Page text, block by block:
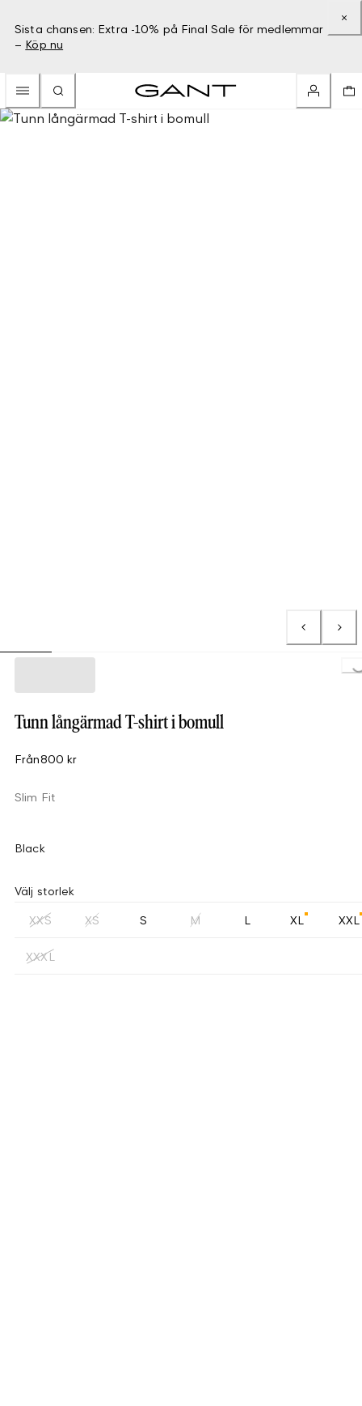
Sista chansen: Extra -10% på Final Sale för medlemmar
– Köp nu
Tunn långärmad T-shirt i bomull
Från800 kr
Slim Fit
Black
Välj storlek
XXS XS S M L XL XXL
XXXL